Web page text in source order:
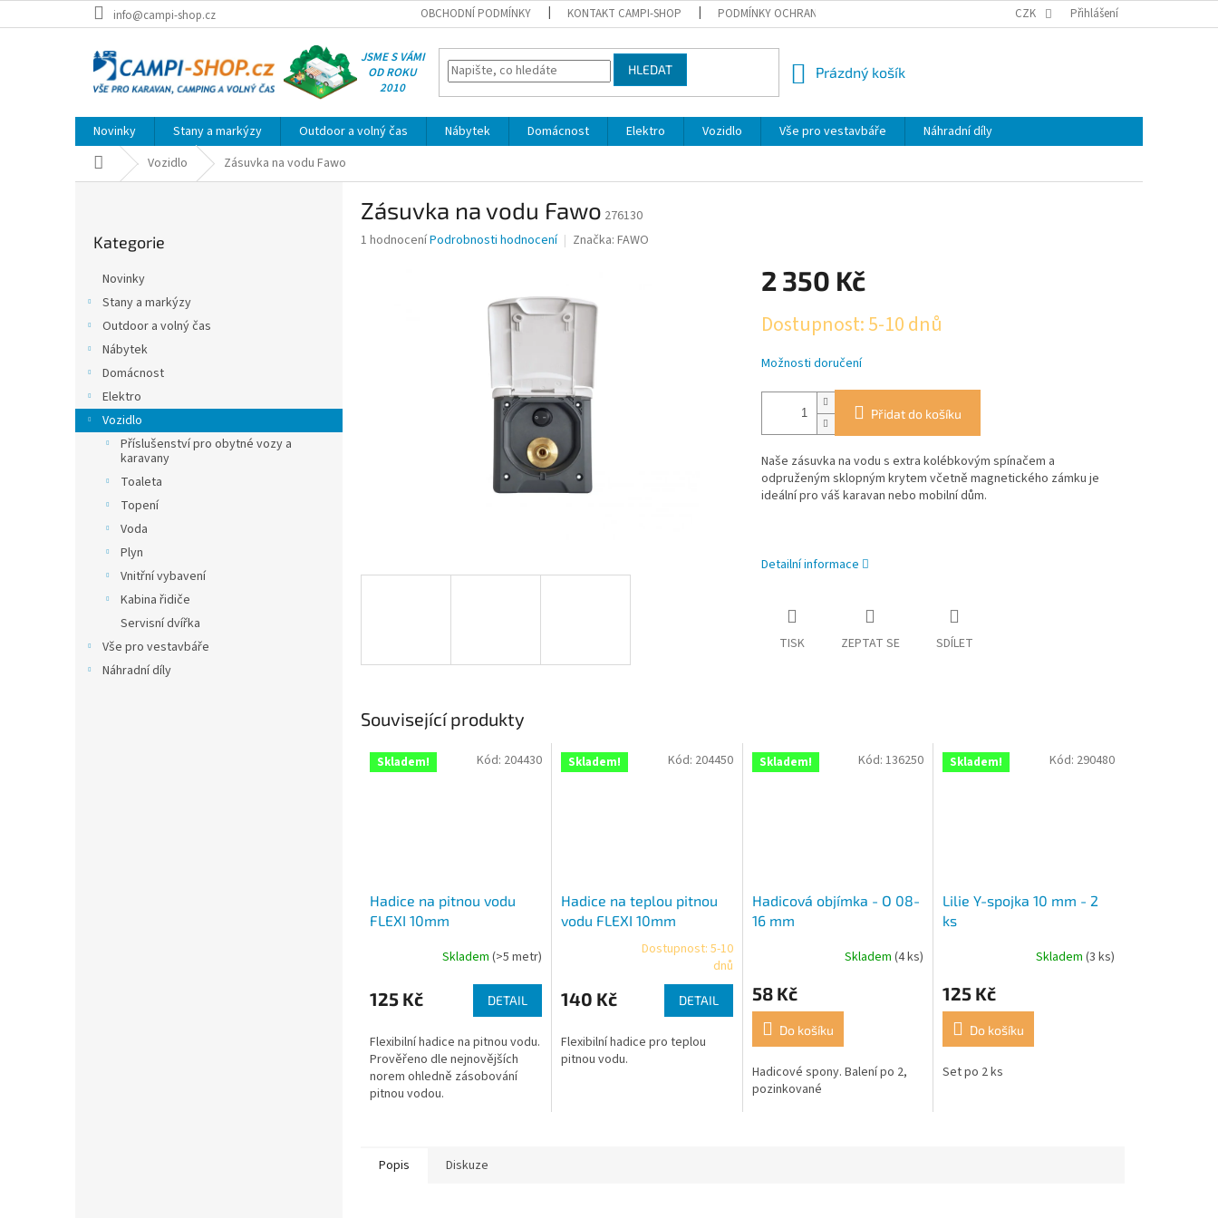
na
info@campi-shop.cz OBCHODNÍ PODMÍNKY KONTAKT CAMPI-SHOP PODMÍNKY OCHRANY OSOBNÍCH ÚDAJŮ REKLAMACE
CZK Přihlášení
JSME S VÁMI
OD ROKU
2010
HLEDAT
NÁKUPNÍ
Prázdný košík
Novinky Stany a markýzy Outdoor a volný čas Nábytek Domácnost Elektro Vozidlo Vše pro vestavbáře
Náhradní díly
Domů Vozidlo Zásuvka na vodu Fawo
n
e
kategorie
Kategorie
Novinky
Stany a markýzy
Outdoor a volný čas
Nábytek
Domácnost
Elektro
Vozidlo
Příslušenství pro obytné vozy a
karavany
Toaleta
Topení
Voda
Plyn
Vnitřní vybavení
Kabina řidiče
Servisní dvířka
Vše pro vestavbáře
Náhradní díly
Zásuvka na vodu Fawo 276130
Průměrné
1 hodnoceníPodrobnosti hodnocení Značka: FAWO
2 350 Kč
cena:
Dostupnost: 5-10 dnů
Možnosti doručení
Přidat do košíku
Naše zásuvka na vodu s extra kolébkovým spínačem a
odpruženým sklopným krytem včetně magnetického zámku je
ideální pro váš karavan nebo mobilní dům.
Detailní informace
TISK ZEPTAT SE SDÍLET
Související produkty
Skladem!
Hadice na pitnou vodu
FLEXI 10mm
produktu
je
z
5
hvězdiček.
Skladem (>5 metr)
125 Kč DETAIL
Flexibilní hadice na pitnou vodu.
Prověřeno dle nejnovějších
norem ohledně zásobování
pitnou vodou.
Kód: 204430 Skladem!
Hadice na teplou pitnou
vodu FLEXI 10mm
produktu
je
z
5
Dostupnost: 5-10
dnů
140 Kč DETAIL
Flexibilní hadice pro teplou
pitnou vodu.
Kód: 204450 Skladem!
Hadicová objímka - O 08-
16 mm
produktu
je
5,0
z
hvězdiček.
Skladem(4 ks)
58 Kč
Do košíku
Hadicové spony. Balení po 2,
pozinkované
Kód:136250 Skladem!
Lilie Y-spojka 10 mm - 2
ks
Skladem (3 ks)
125 Kč
Do košíku
Set po 2 ks
Kód: 290480
Popis Diskuze